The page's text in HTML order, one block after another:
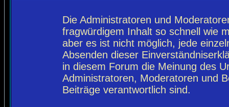
Die Administratoren und
fragwürdigem Inhalt so schnell wie
aber es ist nicht möglich, jede
Absenden dieser
in diesem Forum die Meinung des
Administratoren, Moderatoren und
Beiträge verantwortlich sind.